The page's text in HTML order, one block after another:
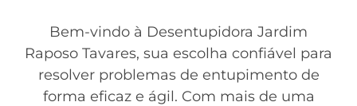
Bem-vindo à Desentupidora Jardim
Raposo Tavares, sua escolha confiável para
resolver problemas de entupimento de
forma eficaz e ágil. Com mais de uma